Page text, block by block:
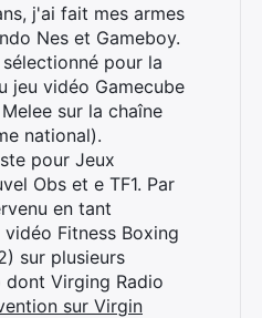
j'ai fait mes armes
Nes et Gameboy.
pour la
jeu vidéo Gamecube
sur la chaîne
national).
pour Jeux
Obs et e TF1. Par
en tant
Fitness Boxing
sur plusieurs
Virging Radio
sur Virgin